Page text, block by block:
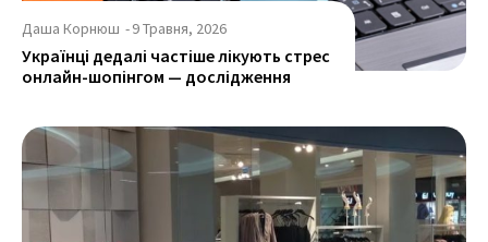
Даша Корнюш -9 Травня, 2026
Українці дедалі частіше лікують стрес
онлайн-шопінгом — дослідження